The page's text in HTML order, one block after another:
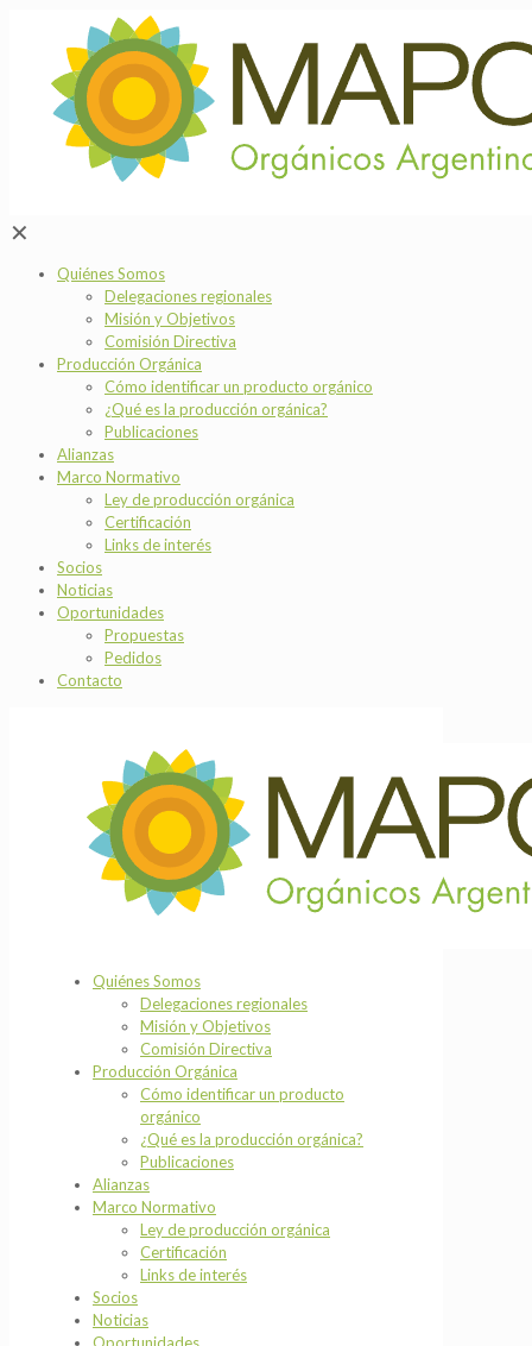
✕
Quiénes Somos
Delegaciones regionales
Misión y Objetivos
Comisión Directiva
Producción Orgánica
Cómo identificar un producto orgánico
¿Qué es la producción orgánica?
Publicaciones
Alianzas
Marco Normativo
Ley de producción orgánica
Certificación
Links de interés
Socios
Noticias
Oportunidades
Propuestas
Pedidos
Contacto
Quiénes Somos
Delegaciones regionales
Misión y Objetivos
Comisión Directiva
Producción Orgánica
Cómo identificar un producto
orgánico
¿Qué es la producción orgánica?
Publicaciones
Alianzas
Marco Normativo
Ley de producción orgánica
Certificación
Links de interés
Socios
Noticias